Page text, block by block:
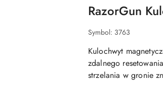
RazorGun
Symbol: 3763
Kulochwyt
zdalnego
strzelania w gronie